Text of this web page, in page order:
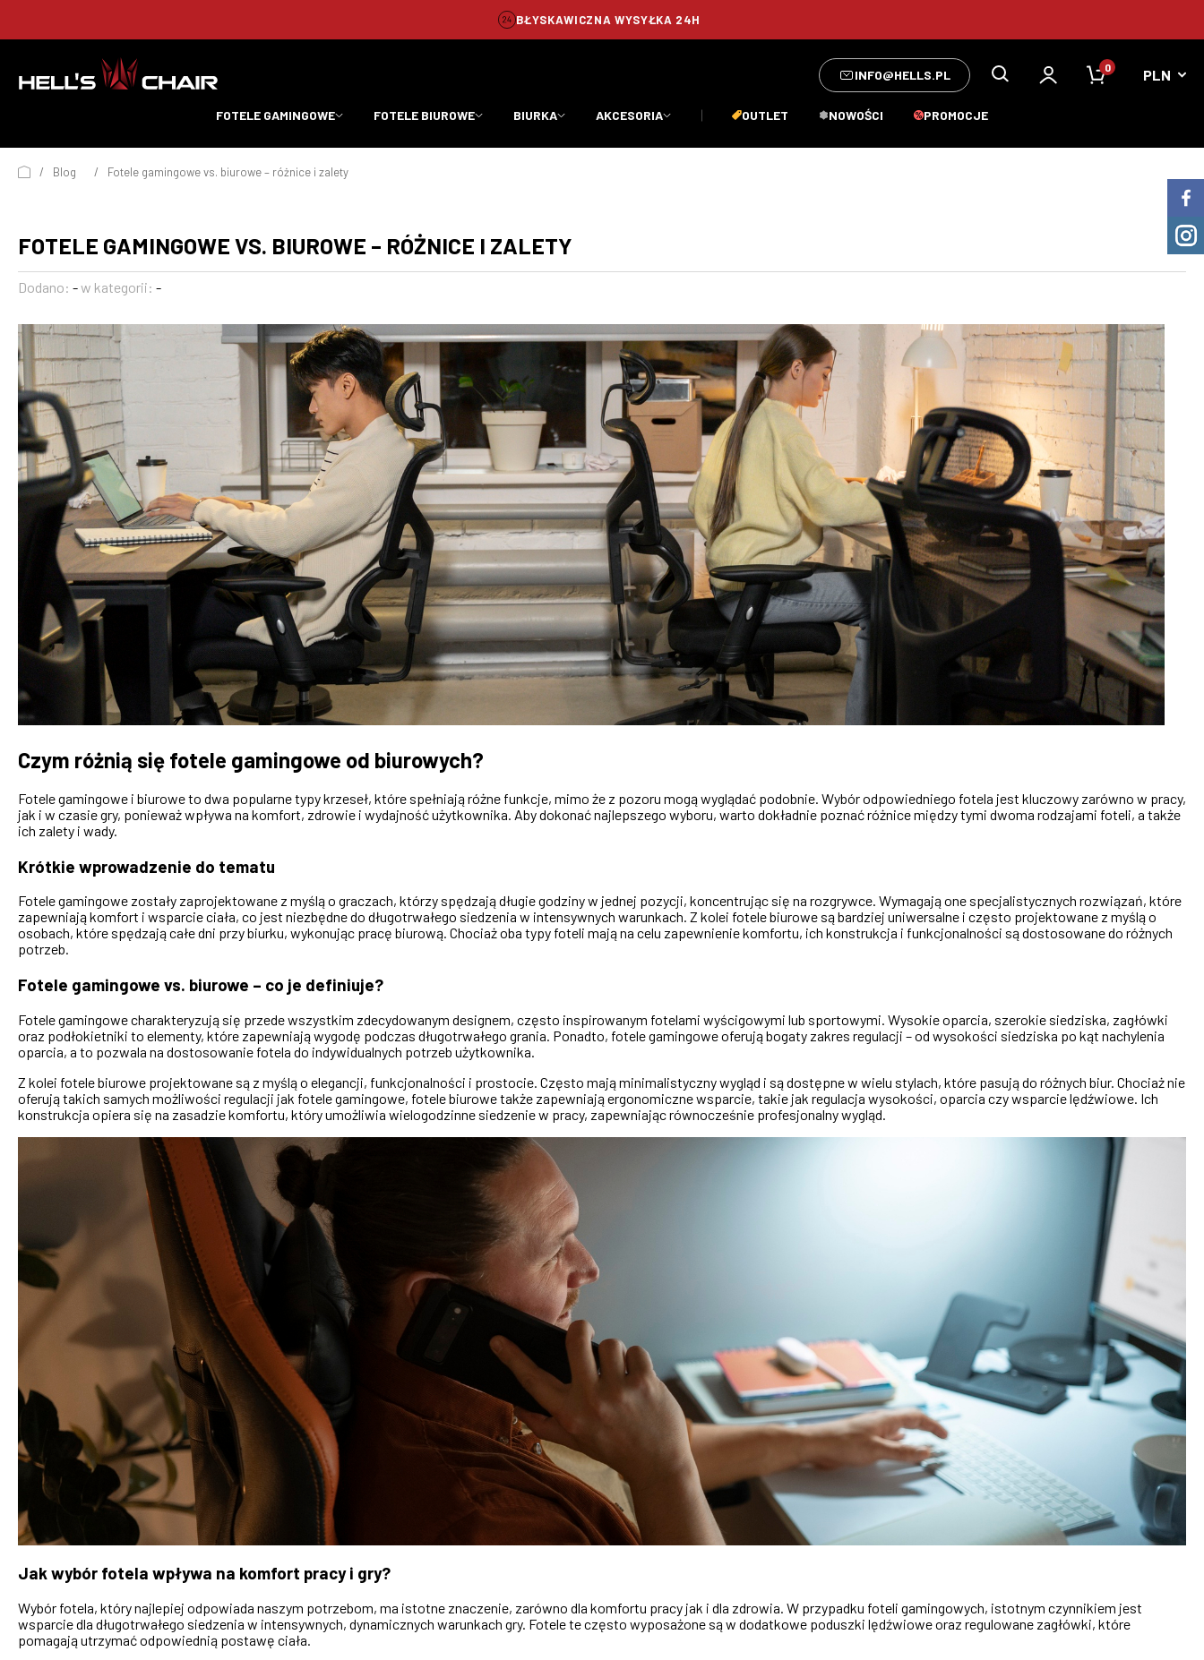
BŁYSKAWICZNA WYSYŁKA 24H
FOTELE GAMINGOWE FOTELE BIUROWE BIURKA AKCESORIA OUTLET NOWOŚCI PROMOCJE
INFO@HELLS.PL 0
/ Blog / Fotele gamingowe vs. biurowe – różnice i zalety
FOTELE GAMINGOWE VS. BIUROWE – RÓŻNICE I ZALETY
Dodano: -w kategorii: -
Czym różnią się fotele gamingowe od biurowych?
Fotele gamingowe i biurowe to dwa popularne typy krzeseł, które spełniają różne funkcje, mimo że z pozoru mogą wyglądać podobnie. Wybór odpowiedniego fotela jest kluczowy zarówno w pracy,
jak i w czasie gry, ponieważ wpływa na komfort, zdrowie i wydajność użytkownika. Aby dokonać najlepszego wyboru, warto dokładnie poznać różnice między tymi dwoma rodzajami foteli, a także
ich zalety i wady.
Krótkie wprowadzenie do tematu
Fotele gamingowe zostały zaprojektowane z myślą o graczach, którzy spędzają długie godziny w jednej pozycji, koncentrując się na rozgrywce. Wymagają one specjalistycznych rozwiązań, które
zapewniają komfort i wsparcie ciała, co jest niezbędne do długotrwałego siedzenia w intensywnych warunkach. Z kolei fotele biurowe są bardziej uniwersalne i często projektowane z myślą o
osobach, które spędzają całe dni przy biurku, wykonując pracę biurową. Chociaż oba typy foteli mają na celu zapewnienie komfortu, ich konstrukcja i funkcjonalności są dostosowane do różnych
potrzeb.
Fotele gamingowe vs. biurowe – co je definiuje?
Fotele gamingowe charakteryzują się przede wszystkim zdecydowanym designem, często inspirowanym fotelami wyścigowymi lub sportowymi. Wysokie oparcia, szerokie siedziska, zagłówki
oraz podłokietniki to elementy, które zapewniają wygodę podczas długotrwałego grania. Ponadto, fotele gamingowe oferują bogaty zakres regulacji – od wysokości siedziska po kąt nachylenia
oparcia, a to pozwala na dostosowanie fotela do indywidualnych potrzeb użytkownika.
Z kolei fotele biurowe projektowane są z myślą o elegancji, funkcjonalności i prostocie. Często mają minimalistyczny wygląd i są dostępne w wielu stylach, które pasują do różnych biur. Chociaż nie
oferują takich samych możliwości regulacji jak fotele gamingowe, fotele biurowe także zapewniają ergonomiczne wsparcie, takie jak regulacja wysokości, oparcia czy wsparcie lędźwiowe. Ich
konstrukcja opiera się na zasadzie komfortu, który umożliwia wielogodzinne siedzenie w pracy, zapewniając równocześnie profesjonalny wygląd.
Jak wybór fotela wpływa na komfort pracy i gry?
Wybór fotela, który najlepiej odpowiada naszym potrzebom, ma istotne znaczenie, zarówno dla komfortu pracy jak i dla zdrowia. W przypadku foteli gamingowych, istotnym czynnikiem jest
wsparcie dla długotrwałego siedzenia w intensywnych, dynamicznych warunkach gry. Fotele te często wyposażone są w dodatkowe poduszki lędźwiowe oraz regulowane zagłówki, które
pomagają utrzymać odpowiednią postawę ciała.